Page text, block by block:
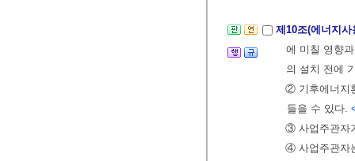
제10조(에너지
에 미칠 영향
의 설치 전에
② 기후에너지
들을 수 있다.
③ 사업주관자
④ 사업주관자